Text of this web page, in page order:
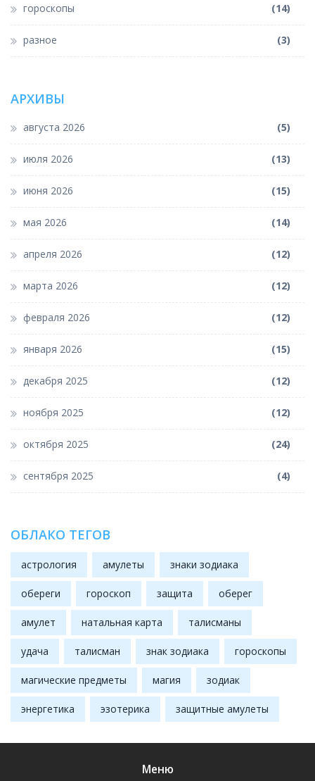
гороскопы (14)
разное (3)
АРХИВЫ
августа 2026 (5)
июля 2026 (13)
июня 2026 (15)
мая 2026 (14)
апреля 2026 (12)
марта 2026 (12)
февраля 2026 (12)
января 2026 (15)
декабря 2025 (12)
ноября 2025 (12)
октября 2025 (24)
сентября 2025 (4)
ОБЛАКО ТЕГОВ
астрология амулеты знаки зодиака
обереги гороскоп защита оберег
амулет натальная карта талисманы
удача талисман знак зодиака гороскопы
магические предметы магия зодиак
энергетика эзотерика защитные амулеты
Меню